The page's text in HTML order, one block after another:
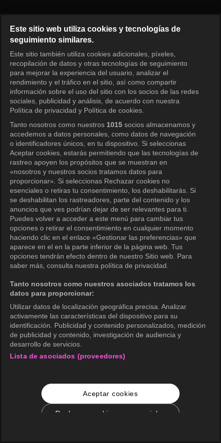
Iniciar sesión
Este sitio web utiliza cookies y tecnologías de
seguimiento similares.
Este sitio también utiliza cookies adicionales, píxeles,
recopilación de datos y otras tecnologías de seguimiento
para mejorar la experiencia del usuario, analizar el
rendimiento y el tráfico en el sitio, así como compartir
información sobre el uso del sitio con los socios de las redes
sociales, publicidad y análisis, de acuerdo con nuestra
Política de privacidad y Política de cookies.
Tanto nosotros como nuestros 1015 socios almacenamos y
accedemos a datos personales, como datos de navegación
o identificadores únicos, en tu dispositivo. Si seleccionas
Aceptar cookies, estarás permitiendo que las tecnologías de
rastreo apoyen los propósitos que se muestran en
«nosotros y nuestros socios tratamos datos para
proporcionar». Si seleccionas Rechazar cookies no
esenciales o retiras tu consentimiento, los deshabilitarás. Si
se deshabilitan los rastreadores, parte del contenido y los
anuncios que ves podrían dejar de ser relevantes para ti.
Puedes volver a acceder a este menú para cambiar tus
opciones o retirar el consentimiento en cualquier momento
haciendo clic en el enlace «Gestionar las preferencias» que
aparece en el en la parte inferior de la página web. Tus
opciones tendrán efecto dentro de nuestro Sitio web. Para
saber más, consulta nuestra política de privacidad.
Tanto nosotros como nuestros asociados tratamos los
datos para proporcionar:
Utilizar datos de localización geográfica precisa. Analizar
activamente las características del dispositivo para su
identificación. Publicidad y contenido personalizados, medición
de publicidad y contenido, investigación de audiencia y
desarrollo de servicios.
Lista de asociados (proveedores)
Aceptar cookies
Rechazar cookies no esenciales